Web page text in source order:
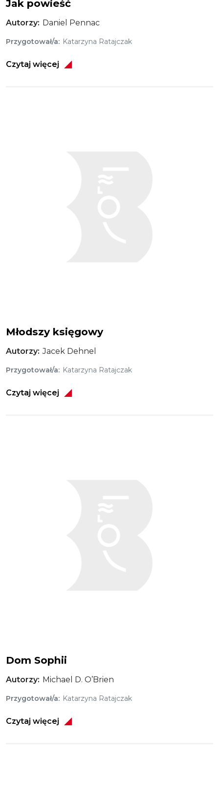
Jak powieść
Autorzy Daniel Pennac
Przygotował/a Katarzyna Ratajczak
Czytaj więcej
Młodszy księgowy
Autorzy Jacek Dehnel
Przygotował/a Katarzyna Ratajczak
Czytaj więcej
Dom Sophii
Autorzy Michael D. O’Brien
Przygotował/a Katarzyna Ratajczak
Czytaj więcej